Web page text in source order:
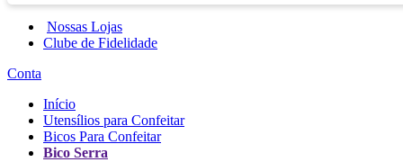
Nossas Lojas
Clube de Fidelidade
Conta
Início
Utensílios para Confeitar
Bicos Para Confeitar
Bico Serra